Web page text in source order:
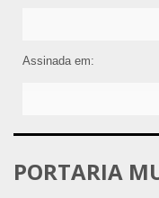
Assinada em:
PORTARIA